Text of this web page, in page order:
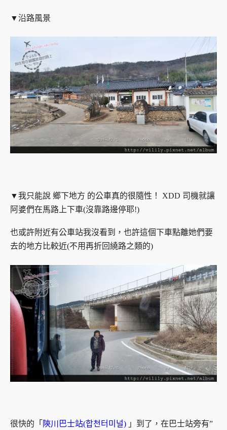
▼沿路風景
▼我只能說 鄉下地方 的公車真的很隨性！ XDD 司機就讓
阿婆們在馬路上下車(沒靠路邊停耶!)
也或許附近有公車站我沒看到，也許這個下車點離她們要
去的地方比較近(不用再折回繞路之類的)
很快的「 陝川巴士站(합천터미널) 」到了，在巴士站旁有”